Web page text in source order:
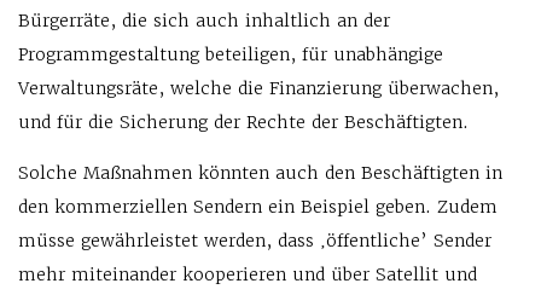
Bürgerräte, die sich auch inhaltlich an der
Programmgestaltung beteiligen, für unabhängige
Verwaltungsräte, welche die Finanzierung überwachen,
und für die Sicherung der Rechte der Beschäftigten.
Solche Maßnahmen könnten auch den Beschäftigten in
den kommerziellen Sendern ein Beispiel geben. Zudem
müsse gewährleistet werden, dass ‚öffentliche’ Sender
mehr miteinander kooperieren und über Satellit und